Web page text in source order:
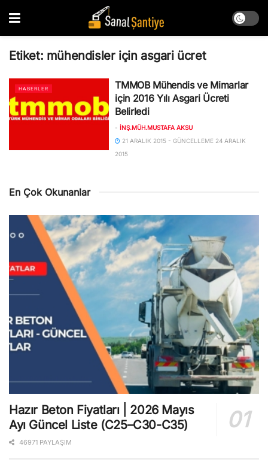
Etiket: mühendisler için asgari ücret
HABERLER
TMMOB Mühendis ve Mimarlar
için 2016 Yılı Asgari Ücreti
Belirledi
- İNŞ.MÜH.MUSTAFA AKSU
21 ARALIK 2015 - GÜNCELLEME 24 ARALIK
2015
En Çok Okunanlar
Hazır Beton Fiyatları | 2026 Mayıs
Ayı Güncel Liste (C25–C30-C35)
46971 PAYLAŞIM